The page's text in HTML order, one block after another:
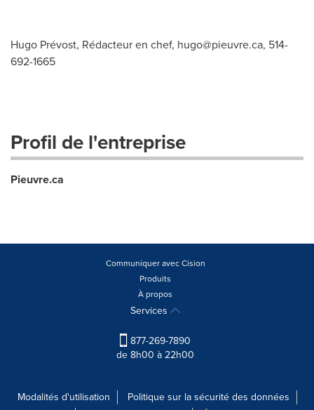
Hugo Prévost, Rédacteur en chef, hugo@pieuvre.ca, 514-
692-1665
Profil de l'entreprise
Pieuvre.ca
Communiquer avec Cision
Produits
À propos
Services
877-269-7890
de 8h00 à 22h00
Modalités d'utilisation
Politique sur la sécurité des données